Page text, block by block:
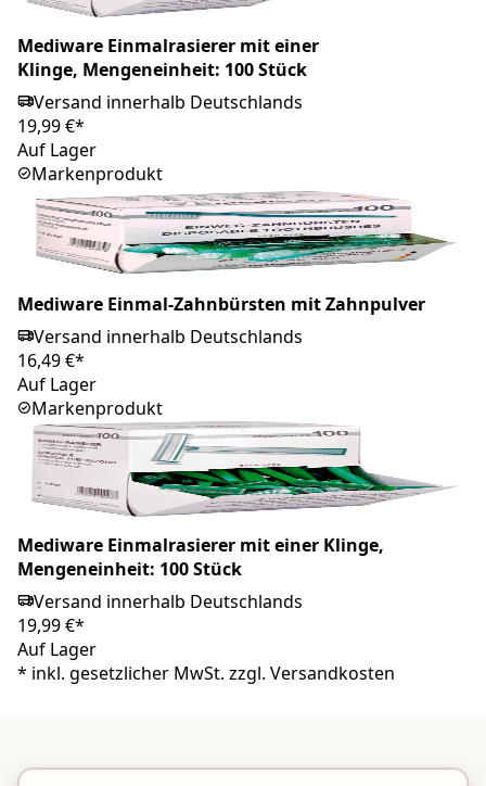
Mediware Einmalrasierer mit einer
Klinge, Mengeneinheit: 100 Stück
Versand innerhalb Deutschlands
19,99 €*
Auf Lager
Markenprodukt
Mediware Einmal-Zahnbürsten mit Zahnpulver
Versand innerhalb Deutschlands
16,49 €*
Auf Lager
Markenprodukt
Mediware Einmalrasierer mit einer Klinge,
Mengeneinheit: 100 Stück
Versand innerhalb Deutschlands
19,99 €*
Auf Lager
* inkl. gesetzlicher MwSt. zzgl. Versandkosten